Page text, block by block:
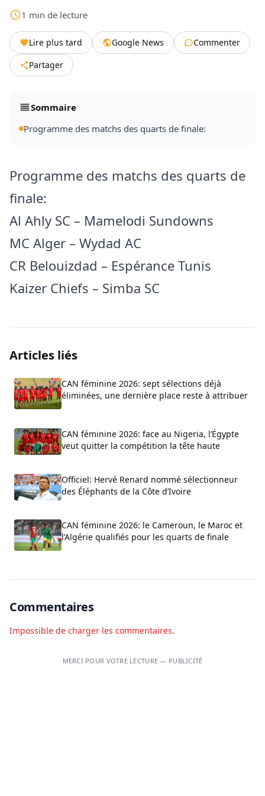
1 min de lecture
Lire plus tard Google News
Commenter
Partager
Sommaire
Programme des matchs des quarts de finale:
Programme des matchs des quarts de
finale:
Al Ahly SC – Mamelodi Sundowns
MC Alger – Wydad AC
CR Belouizdad – Espérance Tunis
Kaizer Chiefs – Simba SC
Articles liés
CAN féminine 2026: sept sélections déjà
éliminées, une dernière place reste à attribuer
CAN féminine 2026: face au Nigeria, l’Égypte
veut quitter la compétition la tête haute
Officiel: Hervé Renard nommé sélectionneur
des Éléphants de la Côte d’Ivoire
CAN féminine 2026: le Cameroun, le Maroc et
l’Algérie qualifiés pour les quarts de finale
Commentaires
Impossible de charger les commentaires.
MERCI POUR VOTRE LECTURE — PUBLICITÉ